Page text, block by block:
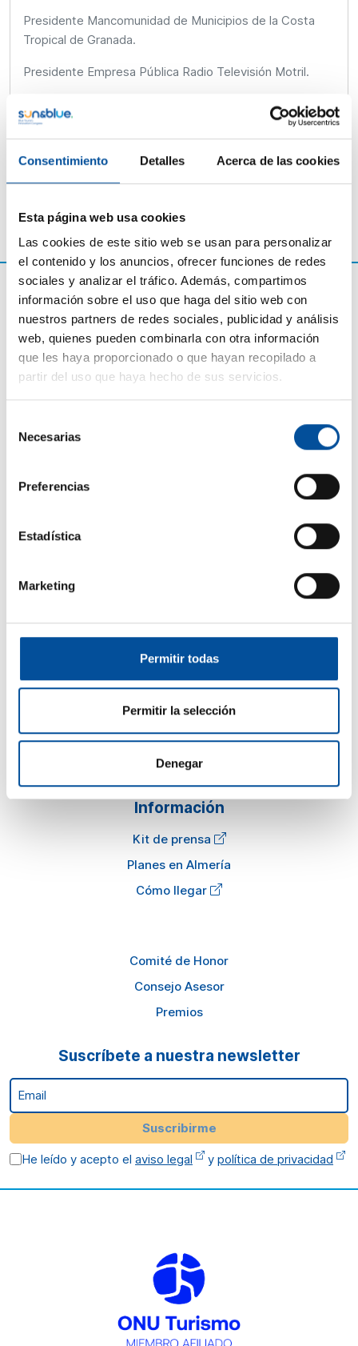
Consentimiento Detalles Acerca de las cookies
Esta página web usa cookies
Las cookies de este sitio web se usan para personalizar
el contenido y los anuncios, ofrecer funciones de redes
sociales y analizar el tráfico. Además, compartimos
información sobre el uso que haga del sitio web con
nuestros partners de redes sociales, publicidad y análisis
web, quienes pueden combinarla con otra información
que les haya proporcionado o que hayan recopilado a
partir del uso que haya hecho de sus servicios.
Necesarias
Preferencias
Estadística
Marketing
Permitir todas
Permitir la selección
Denegar
Presidente Mancomunidad de Municipios de la Costa
Tropical de Granada.
Presidente Empresa Pública Radio Televisión Motril.
Presidente de la Empresa Pública de Limpieza.
LIMDECO.
En la actualidad es Presidente de la Autoridad Portuaria
Sun&Blue
El congreso
Turismo y Economía Azul
Actualidad
Preguntas frecuentes
Información
Kit de prensa
Planes en Almería
Cómo llegar
Comité de Honor
Consejo Asesor
Premios
Suscríbete a nuestra newsletter
Email
Suscribirme
He leído y acepto elaviso legal ypolítica de privacidad